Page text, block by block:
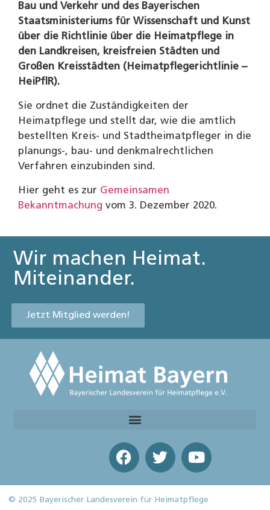
Bau und Verkehr und des Bayerischen
Staatsministeriums für Wissenschaft und Kunst
über die Richtlinie über die Heimatpflege in
den Landkreisen, kreisfreien Städten und
Großen Kreisstädten (Heimatpflegerichtlinie –
HeiPflR).
Sie ordnet die Zuständigkeiten der
Heimatpflege und stellt dar, wie die amtlich
bestellten Kreis- und Stadtheimatpfleger in die
planungs-, bau- und denkmalrechtlichen
Verfahren einzubinden sind.
Hier geht es zur Gemeinsamen
Bekanntmachung vom 3. Dezember 2020.
Wir machen Heimat.
Miteinander.
Jetzt Mitglied werden!
© 2025 Bayerischer Landesverein für Heimatpflege